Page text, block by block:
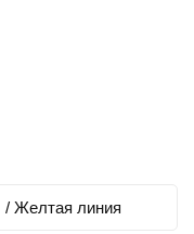
/ Желтая линия